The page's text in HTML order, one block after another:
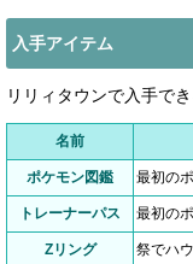
入手アイテム
リリィタウンで入手でき
名前
ポケモン図鑑 最初の
トレーナーパス 最初の
Zリング
祭でハ